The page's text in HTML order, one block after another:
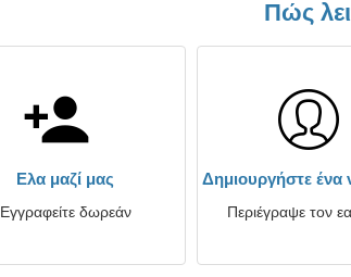
Πώς
Ελα μαζί μας
Εγγραφείτε δωρεάν
Δημιουργήστε ένα
Περιέγραψε τον